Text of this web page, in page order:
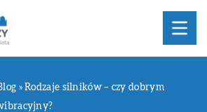
»Rodzaje silników – czy dobrym